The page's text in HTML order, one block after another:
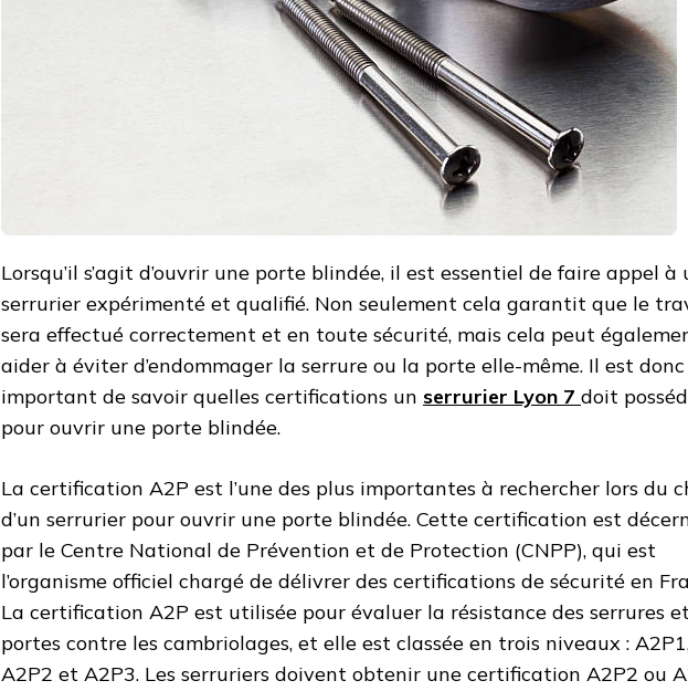
Lorsqu’il s’agit d’ouvrir une porte blindée, il est essentiel de faire appel à
serrurier expérimenté et qualifié. Non seulement cela garantit que le
sera effectué correctement et en toute sécurité, mais cela peut
aider à éviter d’endommager la serrure ou la porte elle-même. Il est donc
important de savoir quelles certifications un serrurier Lyon 7 doit
pour ouvrir une porte blindée.
La certification A2P est l’une des plus importantes à rechercher lors du
d’un serrurier pour ouvrir une porte blindée. Cette certification est
par le Centre National de Prévention et de Protection (CNPP), qui est
l’organisme officiel chargé de délivrer des certifications de sécurité en
La certification A2P est utilisée pour évaluer la résistance des serrures
portes contre les cambriolages, et elle est classée en trois niveaux :
A2P2 et A2P3. Les serruriers doivent obtenir une certification A2P2 ou